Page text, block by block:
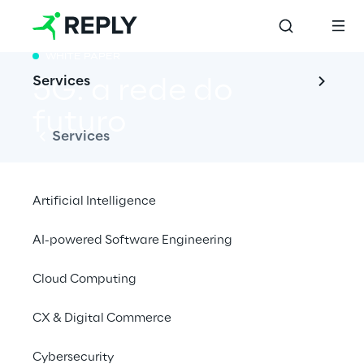
Services
Services
Artificial Intelligence
AI-powered Software Engineering
Cloud Computing
CX & Digital Commerce
Cybersecurity
5G: a rede do
futuro
possibilitados pelo 5G